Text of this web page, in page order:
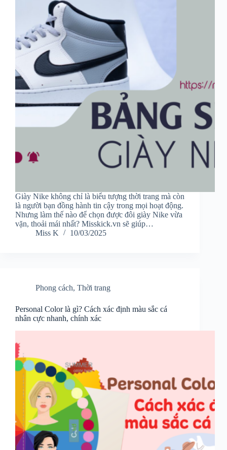
Giày Nike không chỉ là biểu tượng thời trang mà còn
là người bạn đồng hành tin cậy trong mọi hoạt động.
Nhưng làm thế nào để chọn được đôi giày Nike vừa
vặn, thoải mái nhất? Misskick.vn sẽ giúp…
Miss K
10/03/2025
Phong cách, Thời trang
Personal Color là gì? Cách xác định màu sắc cá
nhân cực nhanh, chính xác